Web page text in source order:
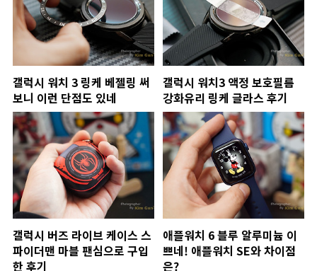
갤럭시 워치 3 링케 베젤링 써
보니 이런 단점도 있네
갤럭시 워치3 액정 보호필름
강화유리 링케 글라스 후기
갤럭시 버즈 라이브 케이스 스
파이더맨 마블 팬심으로 구입
한 후기
애플워치 6 블루 알루미늄 이
쁘네! 애플워치 SE와 차이점
은?